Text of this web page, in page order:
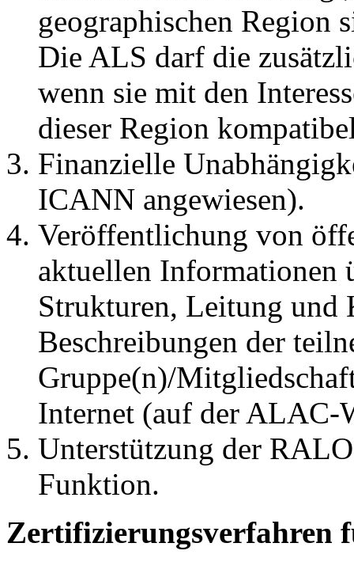
geographischen Region
Die ALS darf die
wenn sie mit den
dieser Region
Finanzielle
ICANN angewiesen).
Veröffentlichung von
aktuellen Informationen
Strukturen, Leitung und
Beschreibungen der
Gruppe(n)/
Internet (auf der ALAC-
Unterstützung der
Funktion.
Zertifizierungsverfahren